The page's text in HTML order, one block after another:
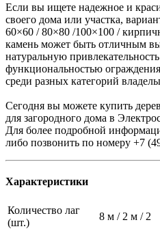
Если вы ищете надежное и
своего дома или участка,
60×60 / 80×80 /100×100 /
камень может быть отличным
натуральную
функциональностью
среди разных категорий
Сегодня вы можете купить
для загородного дома в
Для более подробной
либо позвонить по номеру +7
Характеристики
Количество лаг
(шт.)
8 м / 2 м / 2